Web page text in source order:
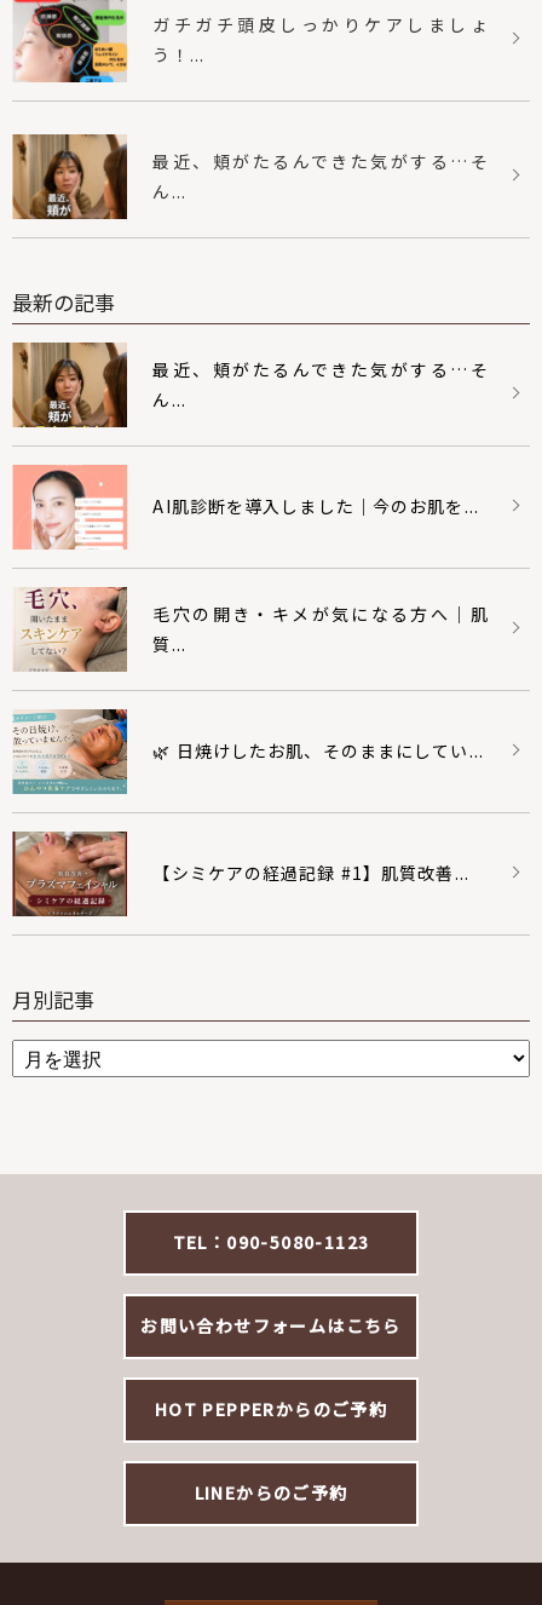
ガチガチ頭皮しっかりケアしましょ
う！...
最近、頬がたるんできた気がする…そ
ん...
最新の記事
最近、頬がたるんできた気がする…そ
ん...
AI肌診断を導入しました｜今のお肌を...
毛穴の開き・キメが気になる方へ｜肌
質...
🌿 日焼けしたお肌、そのままにしてい...
【シミケアの経過記録 #1】肌質改善...
月別記事
TEL：090-5080-1123
お問い合わせフォームはこちら
HOT PEPPERからのご予約
LINEからのご予約